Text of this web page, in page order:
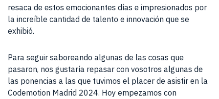
resaca de estos emocionantes días e impresionados por
la increíble cantidad de talento e innovación que se
exhibió.
Para seguir saboreando algunas de las cosas que
pasaron, nos gustaría repasar con vosotros algunas de
las ponencias a las que tuvimos el placer de asistir en la
Codemotion Madrid 2024. Hoy empezamos con